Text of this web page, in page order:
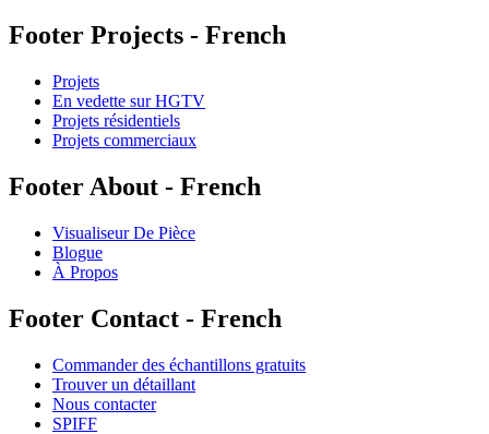
Footer Projects - French
Projets
En vedette sur HGTV
Projets résidentiels
Projets commerciaux
Footer About - French
Visualiseur De Pièce
Blogue
À Propos
Footer Contact - French
Commander des échantillons gratuits
Trouver un détaillant
Nous contacter
SPIFF